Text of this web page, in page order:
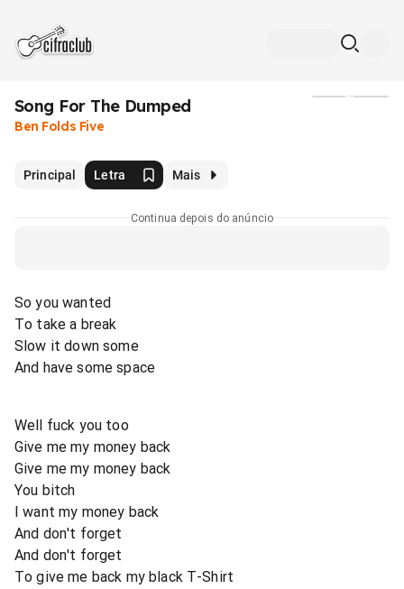
Song For The Dumped
Ben Folds Five
Principal Letra Mais
Continua depois do anúncio
So you wanted
To take a break
Slow it down some
And have some space
Well fuck you too
Give me my money back
Give me my money back
You bitch
I want my money back
And don't forget
And don't forget
To give me back my black T-Shirt